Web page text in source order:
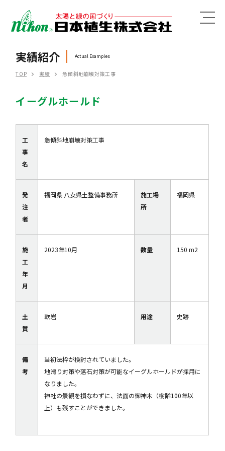
MENU
実績紹介 Actual Examples
TOP 実績 急傾斜地崩壊対策工事
イーグルホールド
工
事
名
急傾斜地崩壊対策工事
発
注
者
福岡県 八女県土整備事務所
施工場
所
福岡県
施
工
年
月
2023年10月 数量 150 m2
土
質
軟岩 用途 史跡
備
考
当初法枠が検討されていました。
地滑り対策や落石対策が可能なイーグルホールドが採用に
なりました。
神社の景観を損なわずに、法面の御神木（樹齢100年以
上）も残すことができました。